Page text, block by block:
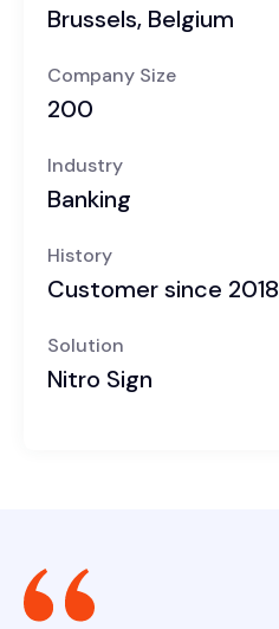
Brussels, Belgium
Company Size
200
Industry
Banking
History
Customer since 2018
Solution
Nitro Sign